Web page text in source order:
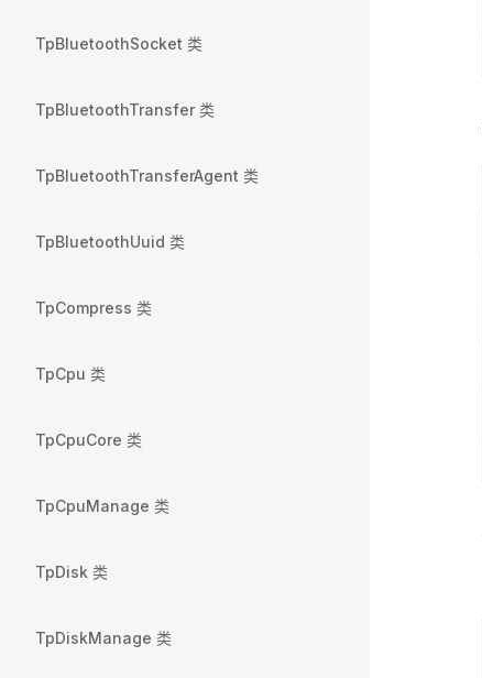
TpBluetoothSocket 类
TpBluetoothTransfer 类
TpBluetoothTransferAgent 类
TpBluetoothUuid 类
TpCompress 类
TpCpu 类
TpCpuCore 类
TpCpuManage 类
TpDisk 类
TpDiskManage 类